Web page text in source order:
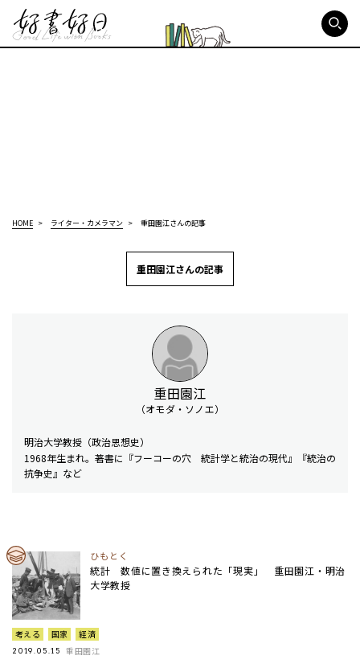
HOME ライター・カメラマン 重田園江さんの記事
重田園江さんの記事
重田園江
（オモダ・ソノエ）
明治大学教授（政治思想史）
1968年生まれ。著書に『フーコーの穴 統計学と統治の現代』『統治の
抗争史』など
ひもとく
統計 数値に置き換えられた「現実」 重田園江・明治
大学教授
考える 国家 経済
2019.05.15 重田園江